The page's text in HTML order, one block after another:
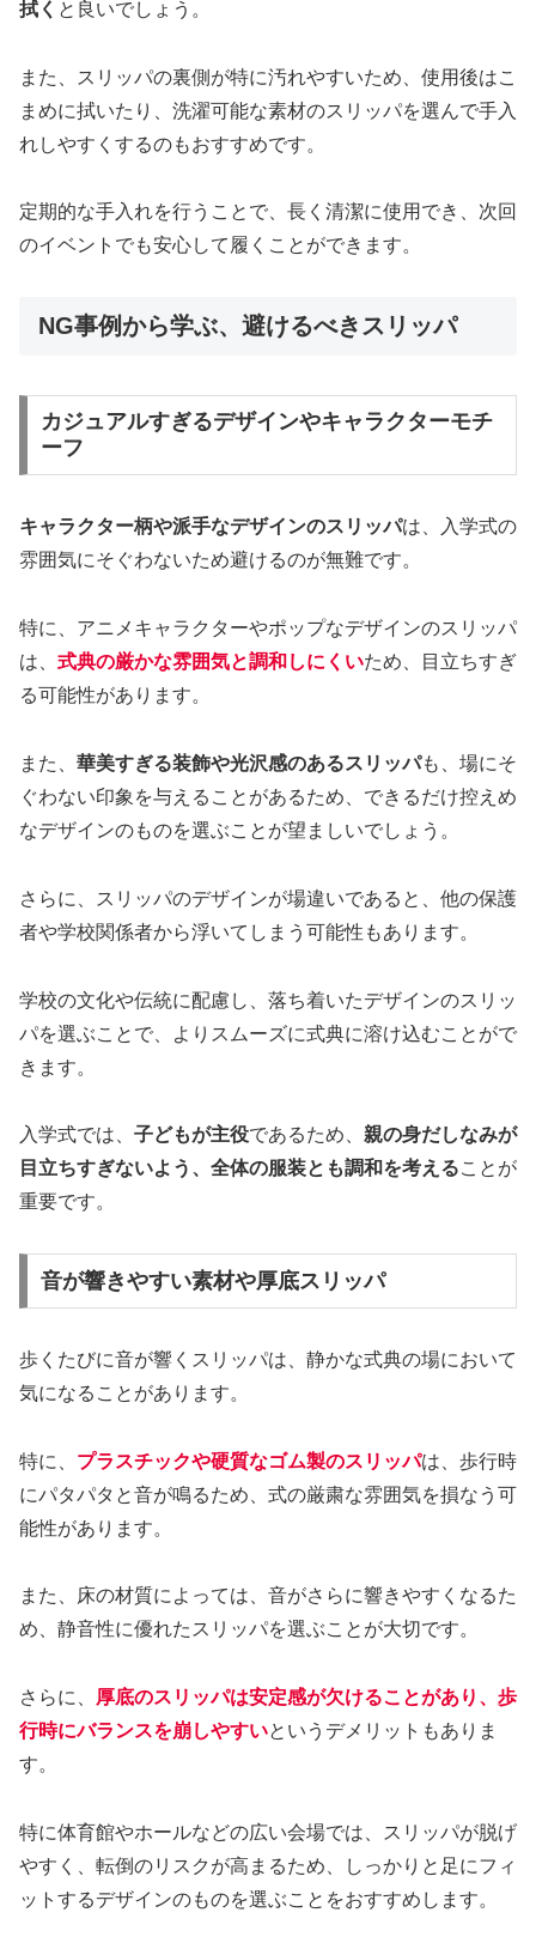
拭く と良いでしょう。
また、スリッパの裏側が特に汚れやすいため、使用後はこ
まめに拭いたり、洗濯可能な素材のスリッパを選んで手入
れしやすくするのもおすすめです。
定期的な手入れを行うことで、長く清潔に使用でき、次回
のイベントでも安心して履くことができます。
NG事例から学ぶ、避けるべきスリッパ
カジュアルすぎるデザインやキャラクターモチ
ーフ
キャラクター柄や派手なデザインのスリッパは、入学式の
雰囲気にそぐわないため避けるのが無難です。
特に、アニメキャラクターやポップなデザインのスリッパ
は、 式典の厳かな雰囲気と調和しにくいため、目立ちすぎ
る可能性があります。
また、 華美すぎる装飾や光沢感のあるスリッパも、場にそ
ぐわない印象を与えることがあるため、できるだけ控えめ
なデザインのものを選ぶことが望ましいでしょう。
さらに、スリッパのデザインが場違いであると、他の保護
者や学校関係者から浮いてしまう可能性もあります。
学校の文化や伝統に配慮し、落ち着いたデザインのスリッ
パを選ぶことで、よりスムーズに式典に溶け込むことがで
きます。
入学式では、 子どもが主役であるため、 親の身だしなみが
目立ちすぎないよう、全体の服装とも調和を考えることが
重要です。
音が響きやすい素材や厚底スリッパ
歩くたびに音が響くスリッパは、静かな式典の場において
気になることがあります。
特に、 プラスチックや硬質なゴム製のスリッパは、歩行時
にパタパタと音が鳴るため、式の厳粛な雰囲気を損なう可
能性があります。
また、床の材質によっては、音がさらに響きやすくなるた
め、静音性に優れたスリッパを選ぶことが大切です。
さらに、 厚底のスリッパは安定感が欠けることがあり、歩
行時にバランスを崩しやすいというデメリットもありま
す。
特に体育館やホールなどの広い会場では、スリッパが脱げ
やすく、転倒のリスクが高まるため、しっかりと足にフィ
ットするデザインのものを選ぶことをおすすめします。